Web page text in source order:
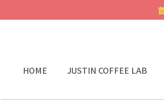
HOME JUSTIN COFFEE LAB